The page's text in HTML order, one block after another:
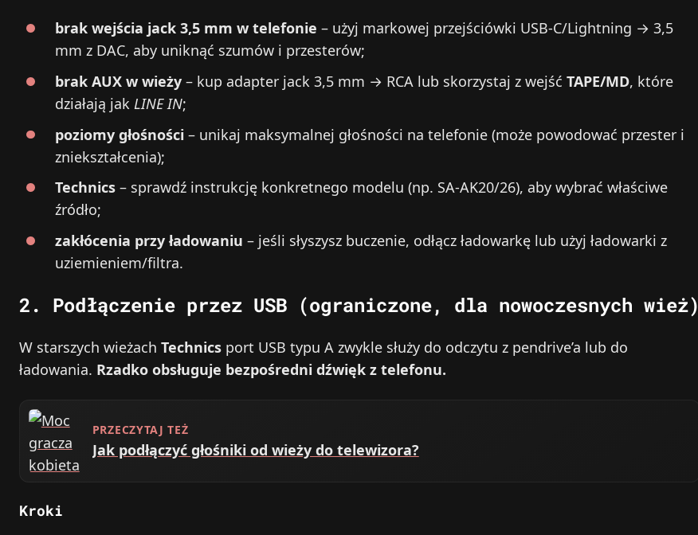
brak wejścia jack 3,5 mm w telefonie – użyj markowej przejściówki USB‑C/Lightning → 3,5
mm z DAC, aby uniknąć szumów i przesterów;
brak AUX w wieży – kup adapter jack 3,5 mm → RCA lub skorzystaj z wejść TAPE/MD, które
działają jak LINE IN;
poziomy głośności – unikaj maksymalnej głośności na telefonie (może powodować przester i
zniekształcenia);
Technics – sprawdź instrukcję konkretnego modelu (np. SA‑AK20/26), aby wybrać właściwe
źródło;
zakłócenia przy ładowaniu – jeśli słyszysz buczenie, odłącz ładowarkę lub użyj ładowarki z
uziemieniem/filtra.
2. Podłączenie przez USB (ograniczone, dla nowoczesnych wież)
W starszych wieżach Technics port USB typu A zwykle służy do odczytu z pendrive’a lub do
ładowania. Rzadko obsługuje bezpośredni dźwięk z telefonu.
PRZECZYTAJ TEŻ
Jak podłączyć głośniki od wieży do telewizora?
Kroki